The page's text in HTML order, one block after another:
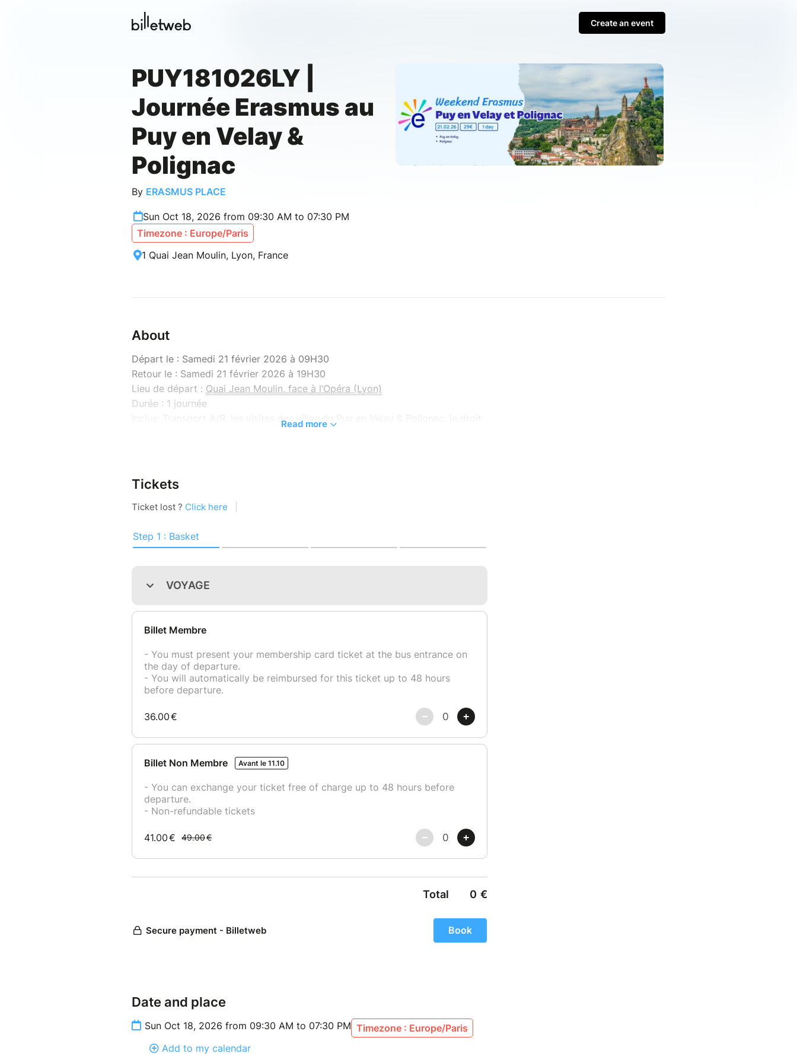
Create an event
PUY181026LY |
Journée Erasmus au
Puy en Velay &
Polignac
By ERASMUS PLACE
Sun Oct 18, 2026 from 09:30 AM to 07:30 PM
Timezone : Europe/Paris
1 Quai Jean Moulin, Lyon, France
About
Départ le : Samedi 21 février 2026 à 09H30
Retour le : Samedi 21 février 2026 à 19H30
Lieu de départ : Quai Jean Moulin, face à l’Opéra (Lyon)
Durée : 1 journée
Inclus: Transport A/R, les visites des villes du Puy en Velay & Polignac, le droit
Erasmus Lyon EP
air et découvrir deux magnifiques villes. Ce voyage est disponible pour toi
mais aussi tous tes amis, qu’ils soient Erasmus, Au pair, international, doctorant
Votre programme :
Départ de Lyon Opéra, en début de matinée : direction Le Puy en Velay. En
Nous serons de retour sur Lyon en début de soirée.
sont là pour créer de la convivialité! C’est l’opportunité pour toi de faire de
nouvelles rencontres dans une ambiance internationale ! A chaque voyage , la
moitié des participants viennent non-accompagnés et repartent avec
seront présentes dans nos voyages Erasmus et universitaires.
▬▬▬▬▬▬ Prix : à partir de 29€ ▬▬▬▬▬▬
Tarifs :
– non membre 36€ jusqu’au 14 février 2026, puis 41€
Le voyage n'est pas remboursable, non échangeable dans les 30 jours avant le
– Ton billet est annulable ou échangeable jusqu'à 48h avant le départ.
– Réductions jusqu'à 48 heures avant un départ pour toi et tes amis.
La carte membre n'est pas obligatoire.
▬▬▬▬▬▬ Règlement : ▬▬▬▬▬▬
CB |Pour votre sécurité nous utilisons un système 3D Secure. Votre carte
bancaire doit être connecté à votre numéro de téléphone portable. Si ce n’est
Read more
Tickets
Date and place
Sun Oct 18, 2026 from 09:30 AM to 07:30 PM Timezone : Europe/Paris
Add to my calendar